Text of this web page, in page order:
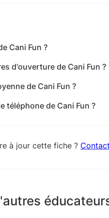
Cani Fun ?
d'ouverture de Cani Fun ?
- jeudi: 08:00-20:00 -
de Cani Fun ?
téléphone de Cani Fun ?
à jour cette fiche ?